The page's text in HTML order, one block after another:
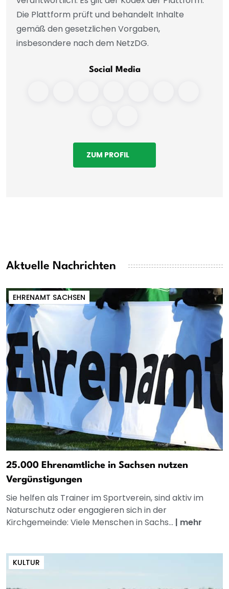
Die Plattform prüft und behandelt Inhalte
gemäß den gesetzlichen Vorgaben,
insbesondere nach dem NetzDG.
Social Media
ZUM PROFIL
Aktuelle Nachrichten
EHRENAMT SACHSEN
25.000 Ehrenamtliche in Sachsen nutzen
Vergünstigungen
Sie helfen als Trainer im Sportverein, sind aktiv im
Naturschutz oder engagieren sich in der
Kirchgemeinde: Viele Menschen in Sachs... | mehr
KULTUR